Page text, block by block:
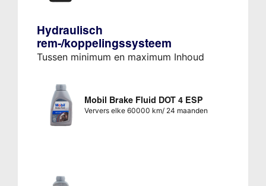
Hydraulisch
rem-/koppelingssysteem
Tussen minimum en maximum Inhoud
Mobil Brake Fluid DOT 4 ESP
Ververs elke 60000 km/ 24 maanden